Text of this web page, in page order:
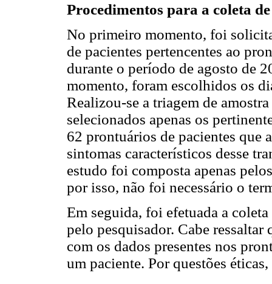
Procedimentos para a coleta
No primeiro momento, foi
de pacientes pertencentes ao
durante o período de agosto de
momento, foram escolhidos os
Realizou-se a triagem de
selecionados apenas os
62 prontuários de pacientes que
sintomas característicos desse
estudo foi composta apenas
por isso, não foi necessário o
Em seguida, foi efetuada a
pelo pesquisador. Cabe
com os dados presentes nos
um paciente. Por questões